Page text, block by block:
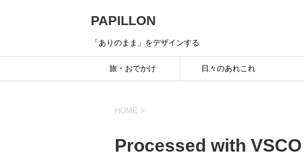
PAPILLON
「ありのまま」をデザインする
旅・おでかけ 日々のあれこれ
HOME >
Processed with